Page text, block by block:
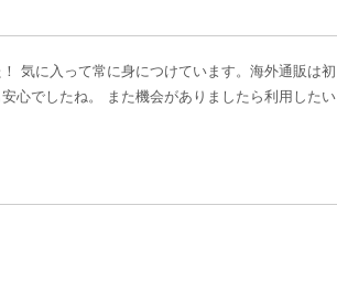
気に入って常に身につけています。海外通販は初
心でしたね。 また機会がありましたら利用したい